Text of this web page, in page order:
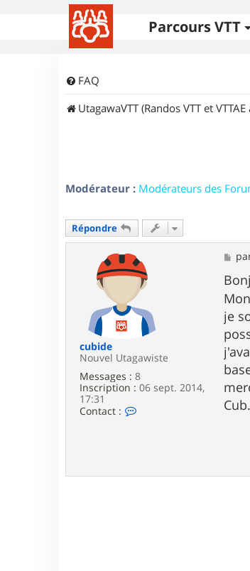
Parcours VTT
FAQ
UtagawaVTT (Randos VTT et
Modérateur : Modérateurs des
Répondre
cubide
Nouvel Utagawiste
Messages : 8
Inscription : 06 sept. 2014,
17:31
Contact :
t
M
e
s
s
a
g
e
je
Cub.